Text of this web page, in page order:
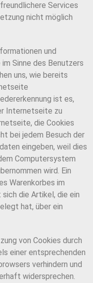
Services
nicht möglich
und
Sinne des Benutzers
uns, wie bereits
ist es,
Internetseite zu
die Cookies
bei jedem Besuch der
eingeben, weil dies
Computersystem
wird. Ein
Warenkorbes im
die Artikel, die ein
hat, über ein
von Cookies durch
einer entsprechenden
verhindern und
widersprechen.